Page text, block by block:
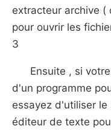
extracteur archive (
pour ouvrir les
3
Ensuite , si
d'un programme
essayez d'utiliser
éditeur de texte